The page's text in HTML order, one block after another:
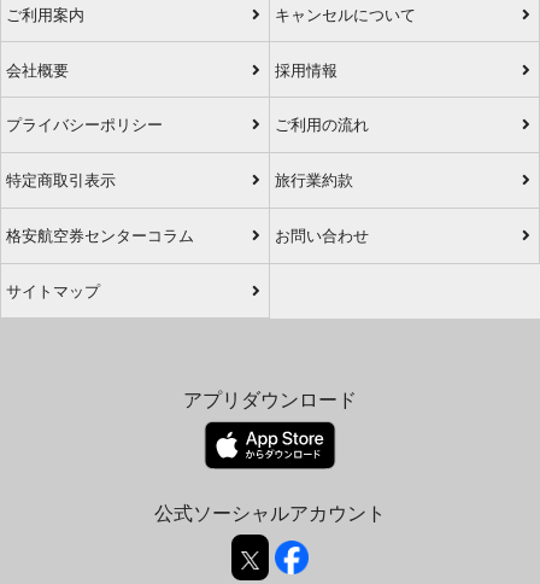
ご利用案内 キャンセルについて
会社概要 採用情報
プライバシーポリシー ご利用の流れ
特定商取引表示 旅行業約款
格安航空券センターコラム お問い合わせ
サイトマップ
アプリダウンロード
公式ソーシャルアカウント